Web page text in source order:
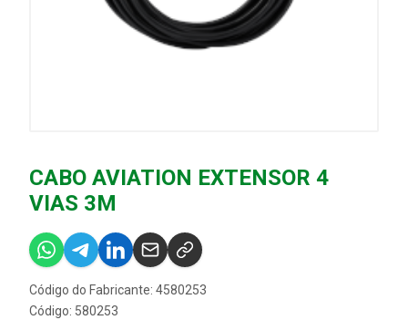
CABO AVIATION EXTENSOR 4
VIAS 3M
Código do Fabricante: 4580253
Código: 580253